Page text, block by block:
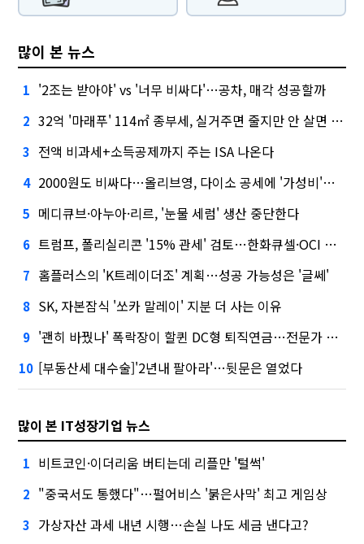
많이 본 뉴스
1 '2조는 받아야' vs '너무 비싸다'…공차, 매각 성공할까
2 32억 '마래푸' 114㎡ 종부세, 실거주면 줄지만 안 살면 2.5배
3 전액 비과세+소득공제까지 주는 ISA 나온다
4 2000원도 비싸다…올리브영, 다이소 공세에 '가성비'로 맞불
5 메디큐브·아누아·리르, '눈물 세럼' 생산 중단한다
6 트럼프, 폴리실리콘 '15% 관세' 검토…한화큐셀·OCI 영향은?
7 홈플러스의 'K트레이더조' 계획…성공 가능성은 '글쎄'
8 SK, 자본잠식 '쏘카 말레이' 지분 더 사는 이유
9 '괜히 바꿨나' 폭락장이 할퀸 DC형 퇴직연금…전문가 조언은
10 [부동산세 대수술]'2년내 팔아라'…뒷문은 열었다
많이 본 IT성장기업 뉴스
1 비트코인·이더리움 버티는데 리플만 '털썩'
2 "중국서도 통했다"…펄어비스 '붉은사막' 최고 게임상
3 가상자산 과세 내년 시행…손실 나도 세금 낸다고?